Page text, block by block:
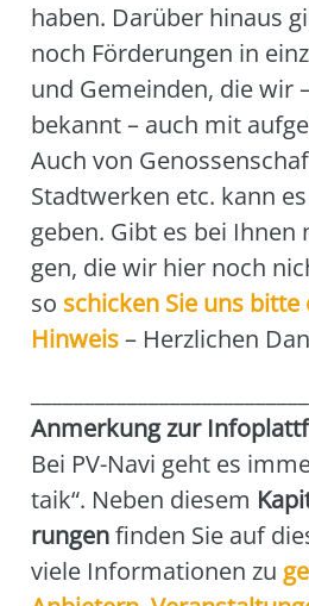
haben. Dar­über hin­aus
noch För­de­run­gen in
und Gemein­den, die wir
bekannt – auch mit
Auch von
Stadt­wer­ken etc. kann
geben. Gibt es bei
gen, die wir hier noch
so schi­cken Sie uns
Hin­weis– Herz­li­chen
Anmer­kung zur
Bei PV-Navi geht es
ta­ik“. Neben die­sem
run­genfin­den Sie auf
vie­le Infor­ma­tio­nen zu